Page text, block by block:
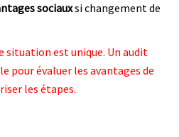
sociauxsi changement de
situation est unique. Un audit
pour évaluer les avantages de
les étapes.